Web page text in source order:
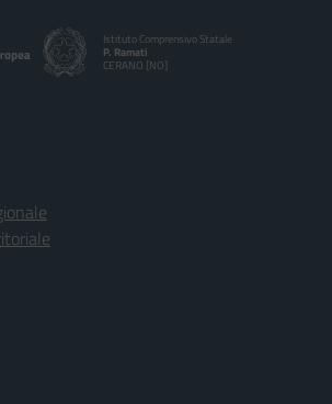
Istituto Comprensivo Statale
P. Ramati
CERANO [NO]